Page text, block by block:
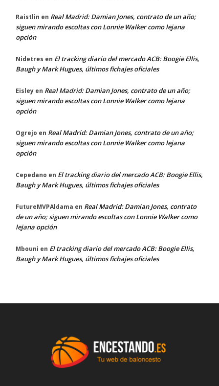
Raistlin en Real Madrid: Damian Jones, contrato de un año;
siguen mirando escoltas con Lonnie Walker como lejana
opción
Nidetres en El tracking diario del mercado ACB: Boogie Ellis,
Baugh y Mark Hugues, últimos fichajes oficiales
Eisley en Real Madrid: Damian Jones, contrato de un año;
siguen mirando escoltas con Lonnie Walker como lejana
opción
Ogrejo en Real Madrid: Damian Jones, contrato de un año;
siguen mirando escoltas con Lonnie Walker como lejana
opción
Cepedano en El tracking diario del mercado ACB: Boogie Ellis,
Baugh y Mark Hugues, últimos fichajes oficiales
FutureMVPAldama en Real Madrid: Damian Jones, contrato
de un año; siguen mirando escoltas con Lonnie Walker como
lejana opción
Mbouni en El tracking diario del mercado ACB: Boogie Ellis,
Baugh y Mark Hugues, últimos fichajes oficiales